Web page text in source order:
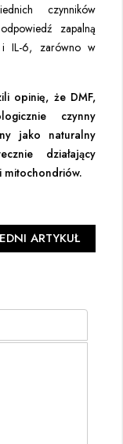
czynników
zapalną
i IL-6, zarówno w
opinię, że DMF,
czynny
jako naturalny
działający
mitochondriów.
ARTYKUŁ